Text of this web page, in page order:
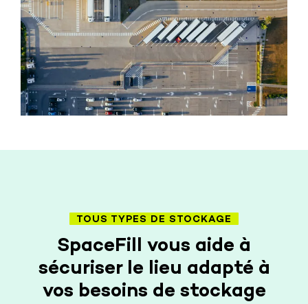
TOUS TYPES DE STOCKAGE
SpaceFill vous aide à
sécuriser le lieu adapté à
vos besoins de stockage